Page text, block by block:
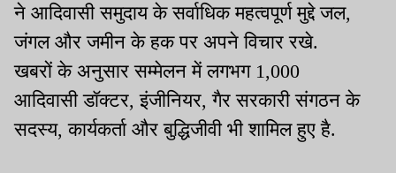
ने आदिवासी समुदाय के सर्वाधिक महत्वपूर्ण मुद्दे जल,
जंगल और जमीन के हक पर अपने विचार रखे.
खबरों के अनुसार सम्मेलन में लगभग 1,000
आदिवासी डॉक्टर, इंजीनियर, गैर सरकारी संगठन के
सदस्य, कार्यकर्ता और बुद्धिजीवी भी शामिल हुए है.